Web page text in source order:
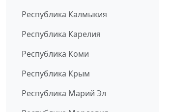
Республика Калмыкия
Республика Карелия
Республика Коми
Республика Крым
Республика Марий Эл